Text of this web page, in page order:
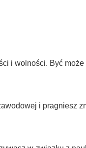
i wolności. Być może
i pragniesz